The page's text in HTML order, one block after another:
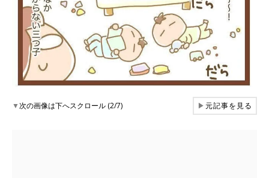
▼次の画像は下へスクロール (2/7) ▶元記事を見る